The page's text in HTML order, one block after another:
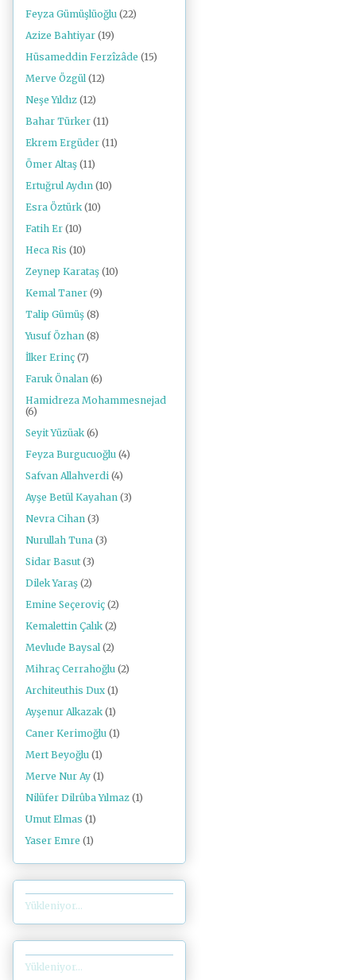
Feyza Gümüşlüoğlu (22)
Azize Bahtiyar (19)
Hüsameddin Ferzîzâde (15)
Merve Özgül (12)
Neşe Yıldız (12)
Bahar Türker (11)
Ekrem Ergüder (11)
Ömer Altaş (11)
Ertuğrul Aydın (10)
Esra Öztürk (10)
Fatih Er (10)
Heca Ris (10)
Zeynep Karataş (10)
Kemal Taner (9)
Talip Gümüş (8)
Yusuf Özhan (8)
İlker Erinç (7)
Faruk Önalan (6)
Hamidreza Mohammesnejad
(6)
Seyit Yüzüak (6)
Feyza Burgucuoğlu (4)
Safvan Allahverdi (4)
Ayşe Betül Kayahan (3)
Nevra Cihan (3)
Nurullah Tuna (3)
Sidar Basut (3)
Dilek Yaraş (2)
Emine Seçeroviç (2)
Kemalettin Çalık (2)
Mevlude Baysal (2)
Mihraç Cerrahoğlu (2)
Architeuthis Dux (1)
Ayşenur Alkazak (1)
Caner Kerimoğlu (1)
Mert Beyoğlu (1)
Merve Nur Ay (1)
Nilüfer Dilrûba Yılmaz (1)
Umut Elmas (1)
Yaser Emre (1)
Yükleniyor...
Yükleniyor...